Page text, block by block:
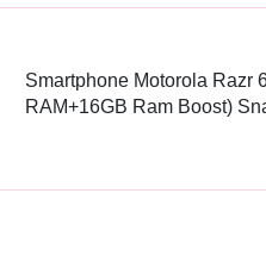
Smartphone Motorola Razr
RAM+16GB Ram Boost)